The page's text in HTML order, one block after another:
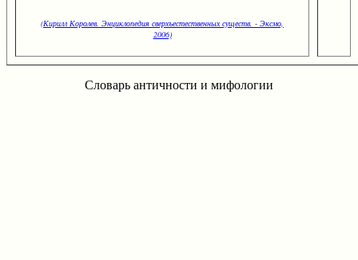
(Кирилл Королев. Энциклопедия сверхъестественных существ. - Эксмо,
2006)
Словарь античности и мифологии